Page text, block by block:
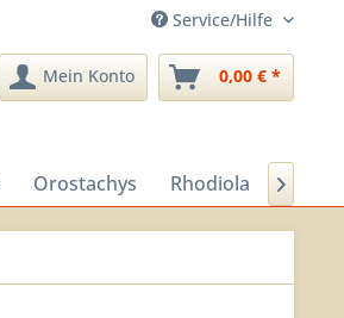
Service/Hilfe
Mein Konto 0,00 € *
Orostachys Rhodiola 